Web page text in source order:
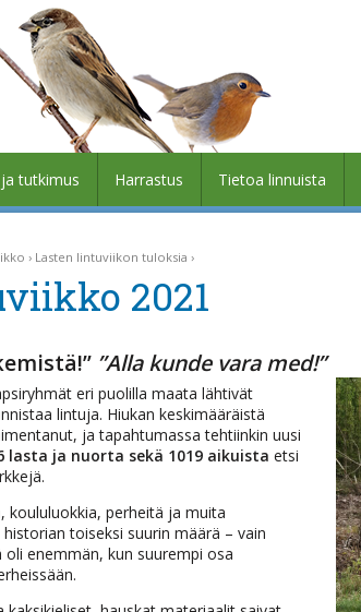
tutkimus Harrastus Tietoa linnuista
Lasten lintuviikon tuloksia
2021
”Alla kunde vara med!”
eri puolilla maata lähtivät
lintuja. Hiukan keskimääräistä
ja tapahtumassa tehtiinkin uusi
lasta ja nuorta sekä 1019 aikuista etsi
koululuokkia, perheitä ja muita
toiseksi suurin määrä – vain
enemmän, kun suurempi osa